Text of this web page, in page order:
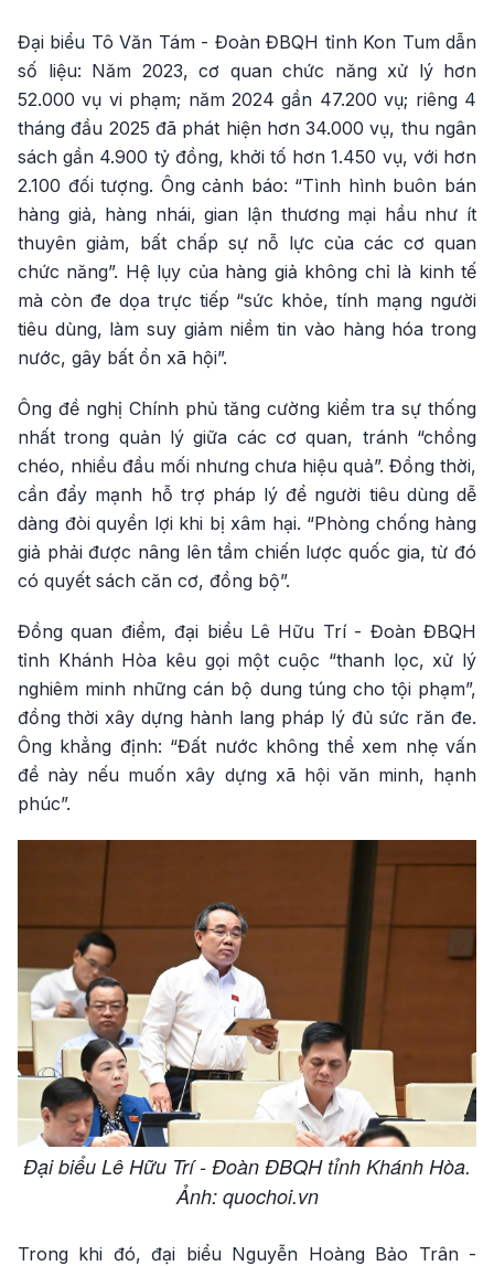
Đại biểu Tô Văn Tám - Đoàn ĐBQH tỉnh Kon Tum dẫn
số liệu: Năm 2023, cơ quan chức năng xử lý hơn
52.000 vụ vi phạm; năm 2024 gần 47.200 vụ; riêng 4
tháng đầu 2025 đã phát hiện hơn 34.000 vụ, thu ngân
sách gần 4.900 tỷ đồng, khởi tố hơn 1.450 vụ, với hơn
2.100 đối tượng. Ông cảnh báo: “Tình hình buôn bán
hàng giả, hàng nhái, gian lận thương mại hầu như ít
thuyên giảm, bất chấp sự nỗ lực của các cơ quan
chức năng”. Hệ lụy của hàng giả không chỉ là kinh tế
mà còn đe dọa trực tiếp “sức khỏe, tính mạng người
tiêu dùng, làm suy giảm niềm tin vào hàng hóa trong
nước, gây bất ổn xã hội”.
Ông đề nghị Chính phủ tăng cường kiểm tra sự thống
nhất trong quản lý giữa các cơ quan, tránh “chồng
chéo, nhiều đầu mối nhưng chưa hiệu quả”. Đồng thời,
cần đẩy mạnh hỗ trợ pháp lý để người tiêu dùng dễ
dàng đòi quyền lợi khi bị xâm hại. “Phòng chống hàng
giả phải được nâng lên tầm chiến lược quốc gia, từ đó
có quyết sách căn cơ, đồng bộ”.
Đồng quan điểm, đại biểu Lê Hữu Trí - Đoàn ĐBQH
tỉnh Khánh Hòa kêu gọi một cuộc “thanh lọc, xử lý
nghiêm minh những cán bộ dung túng cho tội phạm”,
đồng thời xây dựng hành lang pháp lý đủ sức răn đe.
Ông khẳng định: “Đất nước không thể xem nhẹ vấn
đề này nếu muốn xây dựng xã hội văn minh, hạnh
phúc”.
Đại biểu Lê Hữu Trí - Đoàn ĐBQH tỉnh Khánh Hòa.
Ảnh: quochoi.vn
Trong khi đó, đại biểu Nguyễn Hoàng Bảo Trân -